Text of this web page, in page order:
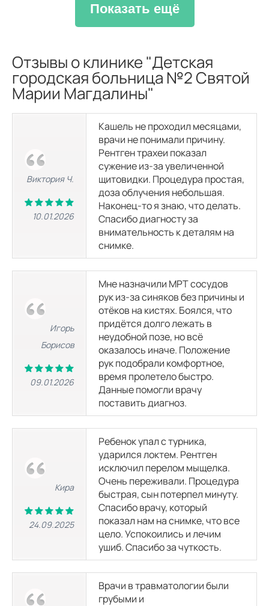
4560 р.
МРТ головного мозга и орбит
МРТ мягких тканей
8050
3800р.
МРТ мягких тканей шеи
8050р.
3800р.
МРТ мягких тканей ягодичной области
8050р.
3800р.
МРТ мягких тканей конечностей
4560р.
МРТ позвоночника
4560р.
МРТ шейного отдела позвоночника
3800р.
МРТ крестцово-подвздошных сочленений
3800р.
МРТ копчика
8050р.
3800р.
МРТ грудного отдела позвоночника
Показать ещё
Отзывы о клинике "Детская
городская больница №2 Святой
Марии Магдалины"
Виктория Ч.
10.01.2026
Кашель не проходил месяцами,
врачи не понимали причину.
Рентген трахеи показал
сужение из-за увеличенной
щитовидки. Процедура простая,
доза облучения небольшая.
Наконец-то я знаю, что делать.
Спасибо диагносту за
внимательность к деталям на
снимке.
Игорь
Борисов
09.01.2026
Мне назначили МРТ сосудов
рук из‑за синяков без причины и
отёков на кистях. Боялся, что
придётся долго лежать в
неудобной позе, но всё
оказалось иначе. Положение
рук подобрали комфортное,
время пролетело быстро.
Данные помогли врачу
поставить диагноз.
Кира
24.09.2025
Ребенок упал с турника,
ударился локтем. Рентген
исключил перелом мыщелка.
Очень переживали. Процедура
быстрая, сын потерпел минуту.
Спасибо врачу, который
показал нам на снимке, что все
цело. Успокоились и лечим
ушиб. Спасибо за чуткость.
Врачи в травматологии были
грубыми и